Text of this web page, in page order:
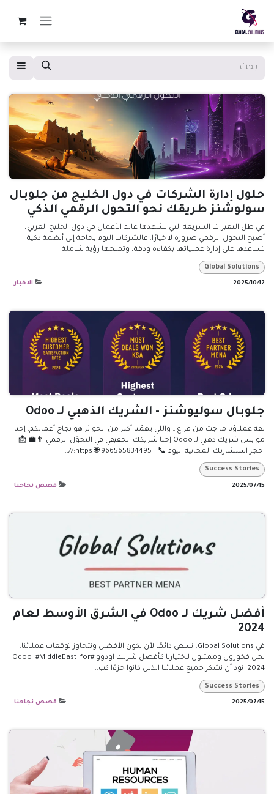
تخطي للذهاب إلى المحتوى
حلول إدارة الشركات في دول الخليج من جلوبال
سولوشنز طريقك نحو التحول الرقمي الذكي
في ظل التغيرات السريعة التي يشهدها عالم الأعمال في دول الخليج العربي،
أصبح التحول الرقمي ضرورة لا خيارًا. فالشركات اليوم بحاجة إلى أنظمة ذكية
تساعدها على إدارة عملياتها بكفاءة ودقة، وتمنحها رؤية شاملة...
Global Solutions
12‏/10‏/2025 الاخبار
جلوبال سوليوشنز – الشريك الذهبي لـ Odoo
ثقة عملاؤنا ما جت من فراغ… واللي يهمّنا أكثر من الجوائز هو نجاح أعمالكم. إحنا
مو بس شريك ذهبي لـ Odoo إحنا شريكك الحقيقي في التحوّل الرقمي 👨‍💼 📩
احجز استشارتك المجانية اليوم 📞 +966565834495 🌐 https://...
Success Stories
15‏/07‏/2025 قصص نجاحنا
أفضل شريك لـ Odoo في الشرق الأوسط لعام
2024
في Global Solutions، نسعى دائمًا لأن نكون الأفضل ونتجاوز توقعات عملائنا.
نحن فخورون وممتنون لاختيارنا كأفضل شريك اودوو #Odoo ​ #MiddleEast for
2024. نود أن نشكر جميع عملائنا الذين كانوا جزءًا كب...
Success Stories
15‏/07‏/2025 قصص نجاحنا